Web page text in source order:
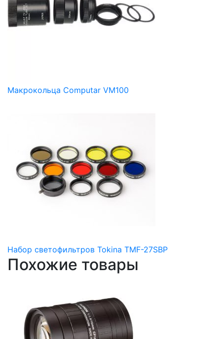
Макрокольца Computar VM100
Набор светофильтров Tokina TMF-27SBP
Похожие товары